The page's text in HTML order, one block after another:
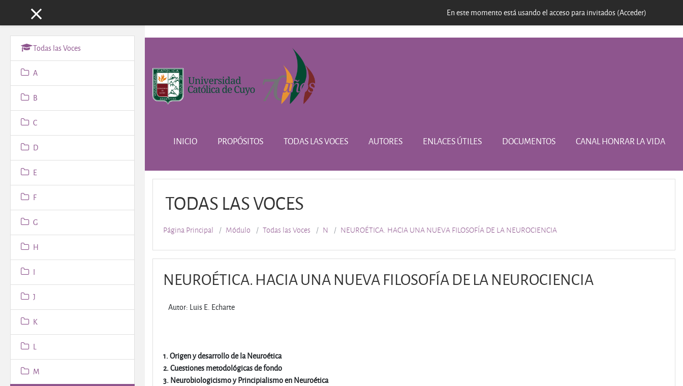
Panel lateral En este momento está usando el acceso para invitados (Acceder)
INICIO PROPÓSITOS TODAS LAS VOCES AUTORES ENLACES ÚTILES DOCUMENTOS CANAL HONRAR LA VIDA
TODAS LAS VOCES
Página Principal Módulo Todas las Voces N NEUROÉTICA. HACIA UNA NUEVA FILOSOFÍA DE LA NEUROCIENCIA
NEUROÉTICA. HACIA UNA NUEVA FILOSOFÍA DE LA NEUROCIENCIA
Autor: Luis E. Echarte
1. Origen y desarrollo de la Neuroética
2. Cuestiones metodológicas de fondo
3. Neurobiologicismo y Principialismo en Neuroética
Todas las Voces
A
B
C
D
E
F
G
H
I
J
K
L
M